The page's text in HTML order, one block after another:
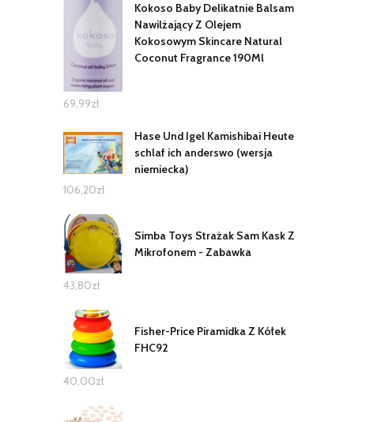
Kokoso Baby Delikatnie Balsam
Nawilżający Z Olejem
Kokosowym Skincare Natural
Coconut Fragrance 190Ml
69,99zł
Hase Und Igel Kamishibai Heute
schlaf ich anderswo (wersja
niemiecka)
106,20zł
Simba Toys Strażak Sam Kask Z
Mikrofonem - Zabawka
43,80zł
Fisher-Price Piramidka Z Kółek
FHC92
40,00zł